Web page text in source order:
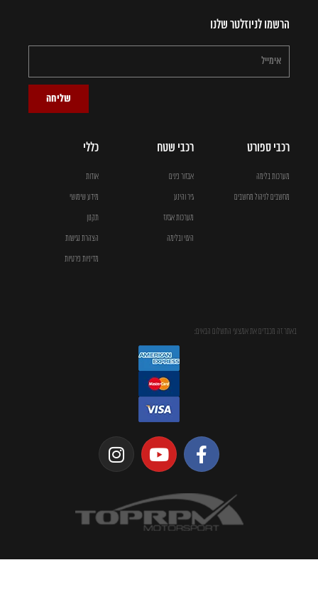
הרשמו לניוזלטר שלנו
שליחה
רכבי ספורט
מערכות בלימה
מחשבים לניהול מחשבים
רכבי שטח
אבזור פנים
גיר והינע
מערכות אגזוז
היגוי ובלימה
כללי
אודות
מידע שימושי
תקנון
הצהרת נגישות
מדיניות פרטיות
באתר זה מכבדים את אמצעי התשלום הבאים: